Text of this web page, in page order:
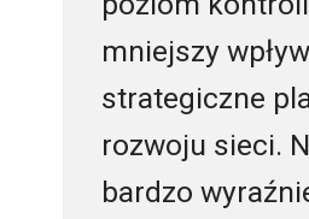
mniejszy
strategiczne
rozwoju sieci.
bardzo